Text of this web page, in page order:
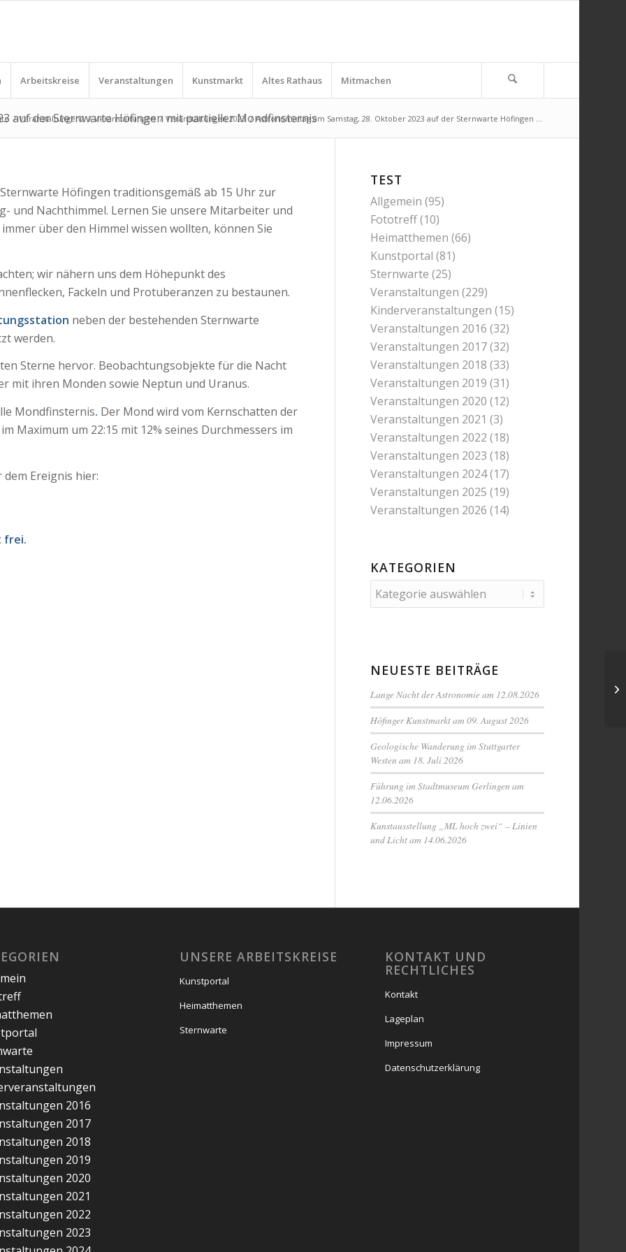
Arbeitskreise Veranstaltungen Kunstmarkt Altes Rathaus Mitmachen
auf der Sternwarte Höfingen mit partieller Mondfinsternis
/ Veranstaltungen2 / Veranstaltungen / Veranstaltungen 2023 / Astronomietag am Samstag, 28. Oktober 2023 auf der Sternwarte Höfingen ...
Höfingen traditionsgemäß ab 15 Uhr zur
und Nachthimmel. Lernen Sie unsere Mitarbeiter und
über den Himmel wissen wollten, können Sie
wir nähern uns dem Höhepunkt des
Fackeln und Protuberanzen zu bestaunen.
neben der bestehenden Sternwarte
werden.
Sterne hervor. Beobachtungsobjekte für die Nacht
mit ihren Monden sowie Neptun und Uranus.
Mondfinsternis. Der Mond wird vom Kernschatten der
Maximum um 22:15 mit 12% seines Durchmessers im
Ereignis hier:
frei.
TEST
Allgemein (95)
Fototreff(10)
Heimatthemen (66)
Kunstportal (81)
Sternwarte (25)
Veranstaltungen (229)
Kinderveranstaltungen (15)
Veranstaltungen 2016 (32)
Veranstaltungen 2017(32)
Veranstaltungen 2018 (33)
Veranstaltungen 2019 (31)
Veranstaltungen 2020 (12)
Veranstaltungen 2021 (3)
Veranstaltungen 2022 (18)
Veranstaltungen 2023 (18)
Veranstaltungen 2024(17)
Veranstaltungen 2025 (19)
Veranstaltungen 2026 (14)
KATEGORIEN
Kategorien
NEUESTE BEITRÄGE
Lange Nacht der Astronomie am 12.08.2026
Höfinger Kunstmarkt am 09. August 2026
Geologische Wanderung im Stuttgarter
Westen am 18. Juli 2026
Führung im Stadtmuseum Gerlingen am
12.06.2026
Kunstausstellung „ML hoch zwei“ – Linien
und Licht am 14.06.2026
2016
2017
2018
2019
2020
2021
2022
2023
UNSERE ARBEITSKREISE
Kunstportal
Heimatthemen
Sternwarte
KONTAKT UND
RECHTLICHES
Kontakt
Lageplan
Impressum
Datenschutzerklärung